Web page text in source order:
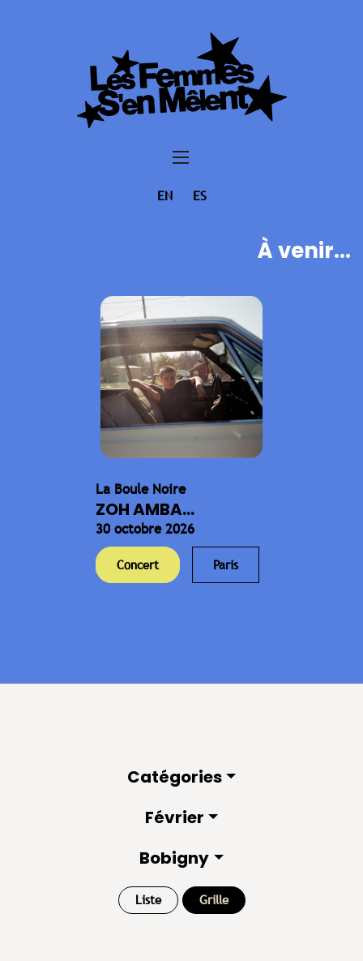
EN ES
À venir...
La Boule Noire
ZOH AMBA...
30 octobre 2026
Concert Paris
Catégories
Février
Bobigny
Liste Grille